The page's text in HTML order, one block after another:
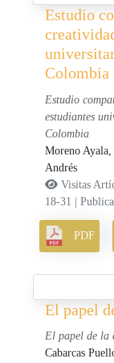
Estudio
Colombia
Estudio
estudiantes
Colombia
Moreno
Andrés
Visitas
18-31
|
PDF
El papel
El papel de la
Cabarcas